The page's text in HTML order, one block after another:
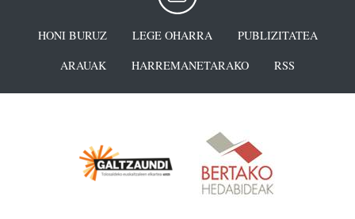
HONI BURUZ LEGE OHARRA
PUBLIZITATEA
ARAUAK
HARREMANETARAKO RSS